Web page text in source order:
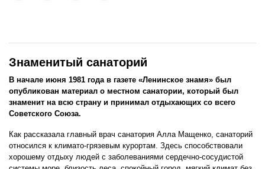
Знаменитый санаторий
В начале июня 1981 года в газете «Ленинское знамя» был
опубликован материал о местном санатории, который был
знаменит на всю страну и принимал отдыхающих со всего
Советского Союза.
Как рассказала главный врач санатория Алла Мащенко, санаторий
относился к климато-грязевым курортам. Здесь способствовали
хорошему отдыху людей с заболеваниями сердечно-сосудистой